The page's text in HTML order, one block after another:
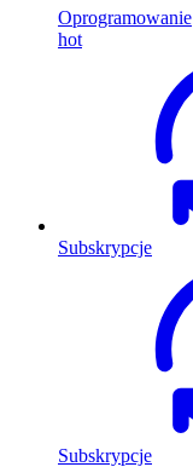
Oprogramowanie
hot
Subskrypcje
Subskrypcje